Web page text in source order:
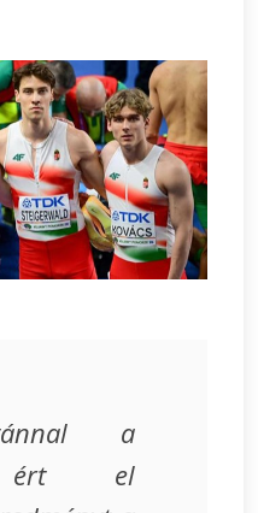
a
ért el